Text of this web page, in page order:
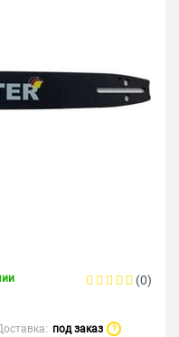
(0)
под заказ ?